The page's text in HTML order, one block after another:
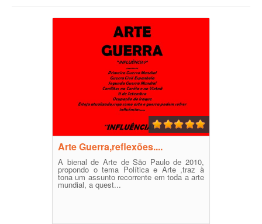
Arte Guerra,reflexões....
A bienal de Arte de São Paulo de 2010,
propondo o tema Política e Arte ,traz à
tona um assunto recorrente em toda a arte
mundial, a quest...